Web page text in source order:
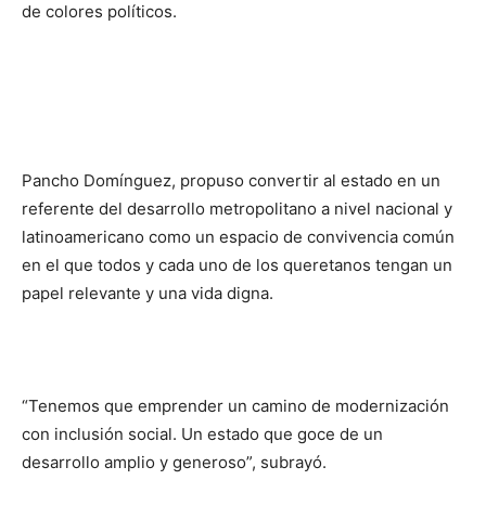
de colores políticos.
Pancho Domínguez, propuso convertir al estado en un
referente del desarrollo metropolitano a nivel nacional y
latinoamericano como un espacio de convivencia común
en el que todos y cada uno de los queretanos tengan un
papel relevante y una vida digna.
“Tenemos que emprender un camino de modernización
con inclusión social. Un estado que goce de un
desarrollo amplio y generoso”, subrayó.